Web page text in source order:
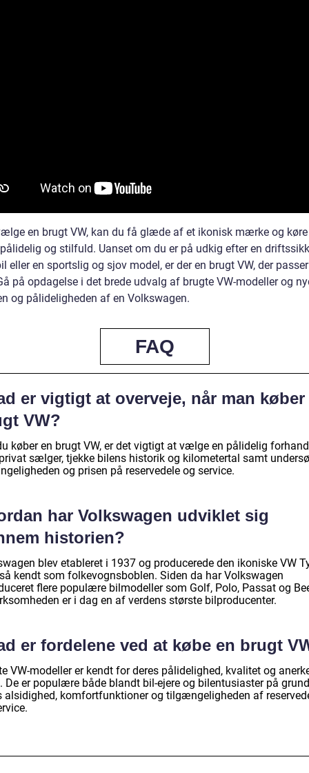
en brugt VW, kan du få glæde af et ikonisk mærke og køre
og stilfuld. Uanset om du er på udkig efter en
eller en sportslig og sjov model, er der en brugt VW, der
på opdagelse i det brede udvalg af brugte VW-modeller og
og pålideligheden af en Volkswagen.
FAQ
er vigtigt at overveje, når man køber
VW?
køber en brugt VW, er det vigtigt at vælge en pålidelig
sælger, tjekke bilens historik og kilometertal samt
og prisen på reservedele og service.
har Volkswagen udviklet sig
historien?
blev etableret i 1937 og producerede den ikoniske VW
kendt som folkevognsboblen. Siden da har Volkswagen
flere populære bilmodeller som Golf, Polo, Passat og
er i dag en af verdens største bilproducenter.
er fordelene ved at købe en brugt
VW-modeller er kendt for deres pålidelighed, kvalitet og
De er populære både blandt bil-ejere og bilentusiaster på
alsidighed, komfortfunktioner og tilgængeligheden af